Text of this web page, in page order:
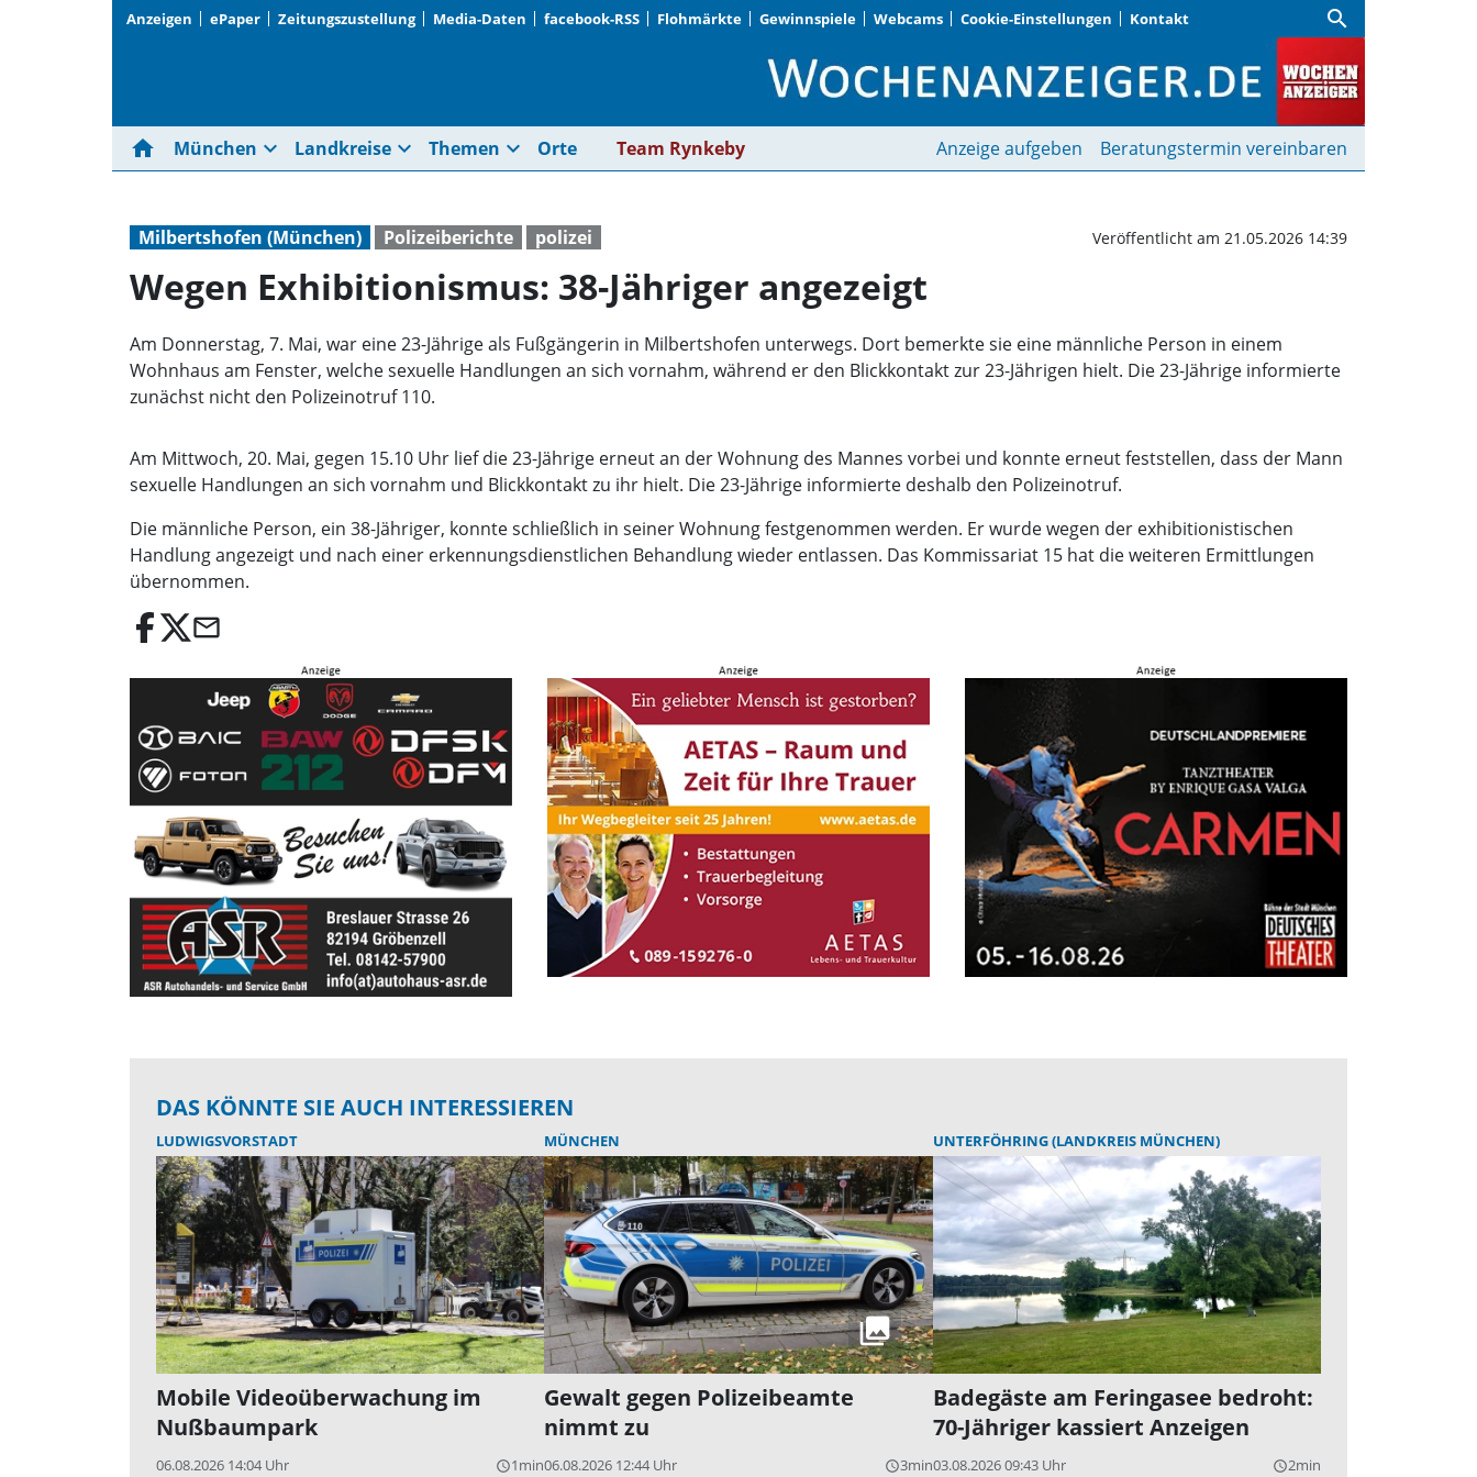
Anzeigen ePaper Zeitungszustellung Media-Daten facebook-RSS Flohmärkte Gewinnspiele Webcams Cookie-Einstellungen Kontakt search
Wegen Exhibitionismus: 38-Jähriger
home München expand_more Landkreise expand_more Themen expand_more Orte Team Rynkeby Anzeige aufgeben Beratungstermin vereinbaren
Milbertshofen (München) Polizeiberichte polizei Veröffentlicht am 21.05.2026 14:39
Wegen Exhibitionismus: 38-Jähriger angezeigt
Am Donnerstag, 7. Mai, war eine 23-Jährige als Fußgängerin in Milbertshofen unterwegs. Dort bemerkte sie eine männliche Person in einem
Wohnhaus am Fenster, welche sexuelle Handlungen an sich vornahm, während er den Blickkontakt zur 23-Jährigen hielt. Die 23-Jährige informierte
zunächst nicht den Polizeinotruf 110.
Am Mittwoch, 20. Mai, gegen 15.10 Uhr lief die 23-Jährige erneut an der Wohnung des Mannes vorbei und konnte erneut feststellen, dass der Mann
sexuelle Handlungen an sich vornahm und Blickkontakt zu ihr hielt. Die 23-Jährige informierte deshalb den Polizeinotruf.
Die männliche Person, ein 38-Jähriger, konnte schließlich in seiner Wohnung festgenommen werden. Er wurde wegen der exhibitionistischen
Handlung angezeigt und nach einer erkennungsdienstlichen Behandlung wieder entlassen. Das Kommissariat 15 hat die weiteren Ermittlungen
übernommen.
email
DAS KÖNNTE SIE AUCH INTERESSIEREN
LUDWIGSVORSTADT
Mobile Videoüberwachung im
Nußbaumpark
06.08.2026 14:04 Uhr query_builder1min
MÜNCHEN
Gewalt gegen Polizeibeamte
nimmt zu
06.08.2026 12:44 Uhr query_builder3min
UNTERFÖHRING (LANDKREIS MÜNCHEN)
Badegäste am Feringasee bedroht:
70-Jähriger kassiert Anzeigen
03.08.2026 09:43 Uhr query_builder2min